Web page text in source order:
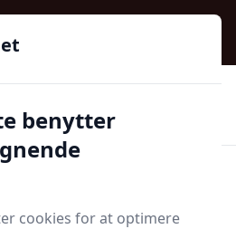
| Din Kulturguide Siden
butikker
benytter
cookies for at optimere